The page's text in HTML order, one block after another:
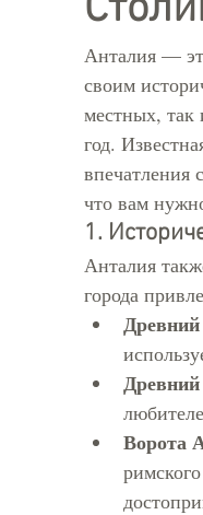
Анталия —
своим
местных,
год.
что вам
1.
Анталия
города
Древний
Древний
Ворота